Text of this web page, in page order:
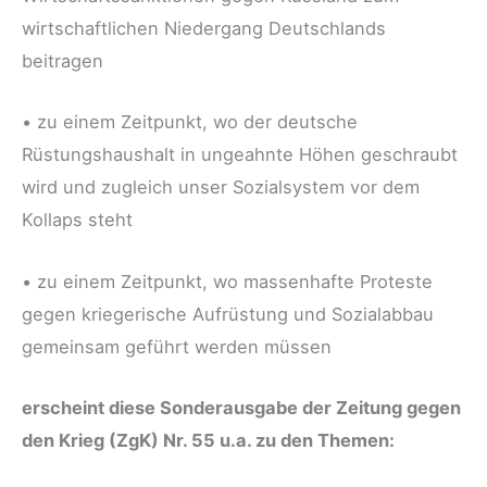
wirtschaftlichen Niedergang Deutschlands
beitragen
• zu einem Zeitpunkt, wo der deutsche
Rüstungshaushalt in ungeahnte Höhen geschraubt
wird und zugleich unser Sozialsystem vor dem
Kollaps steht
• zu einem Zeitpunkt, wo massenhafte Proteste
gegen kriegerische Aufrüstung und Sozialabbau
gemeinsam geführt werden müssen
erscheint diese Sonderausgabe der Zeitung gegen
den Krieg (ZgK) Nr. 55 u.a. zu den Themen: